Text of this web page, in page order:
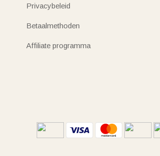
Privacybeleid
Betaalmethoden
Affiliate programma